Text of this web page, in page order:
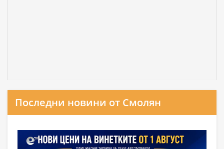
Последни новини от Смолян